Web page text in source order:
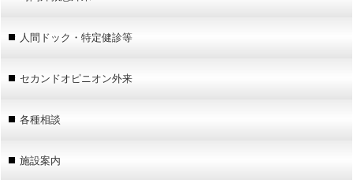
人間ドック・特定健診等
セカンドオピニオン外来
各種相談
施設案内